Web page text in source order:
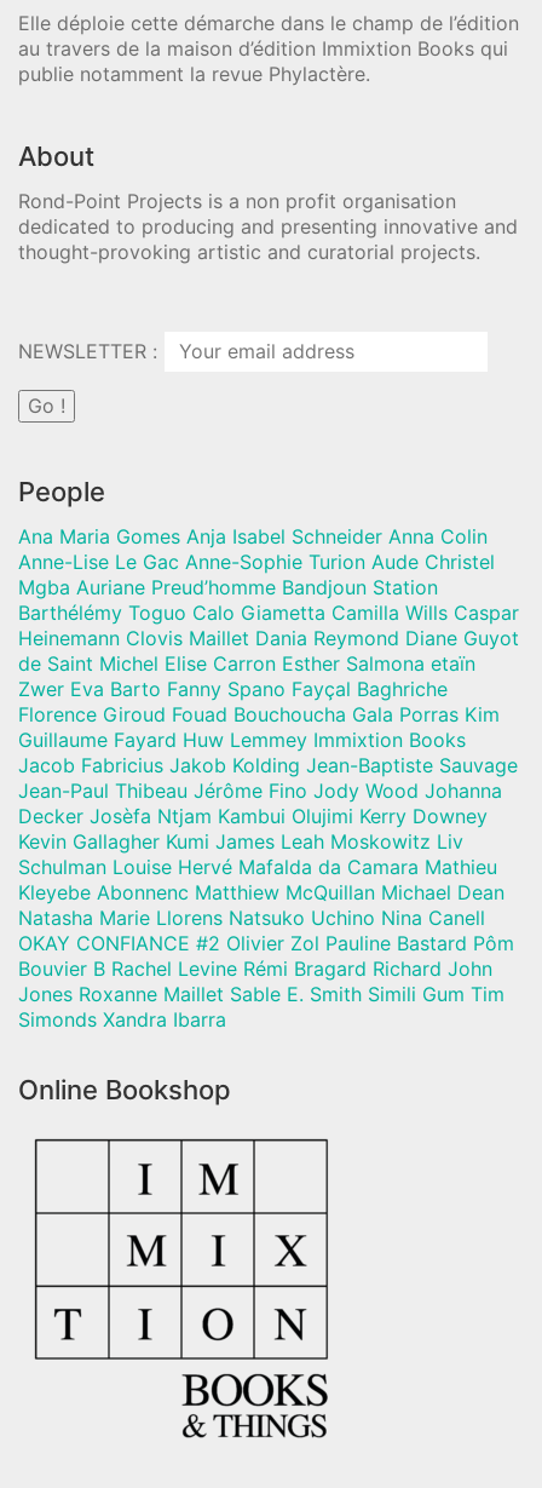
Elle déploie cette démarche dans le champ de l’édition
au travers de la maison d’édition Immixtion Books qui
publie notamment la revue Phylactère.
About
Rond-Point Projects is a non profit organisation
dedicated to producing and presenting innovative and
thought-provoking artistic and curatorial projects.
NEWSLETTER :
People
Ana Maria Gomes Anja Isabel Schneider Anna Colin
Anne-Lise Le Gac Anne-Sophie Turion Aude Christel
Mgba Auriane Preud’homme Bandjoun Station
Barthélémy Toguo Calo Giametta Camilla Wills Caspar
Heinemann Clovis Maillet Dania Reymond Diane Guyot
de Saint Michel Elise Carron Esther Salmona etaïn
Zwer Eva Barto Fanny Spano Fayçal Baghriche
Florence Giroud Fouad Bouchoucha Gala Porras Kim
Guillaume Fayard Huw Lemmey Immixtion Books
Jacob Fabricius Jakob Kolding Jean-Baptiste Sauvage
Jean-Paul Thibeau Jérôme Fino Jody Wood Johanna
Decker Josèfa Ntjam Kambui Olujimi Kerry Downey
Kevin Gallagher Kumi James Leah Moskowitz Liv
Schulman Louise Hervé Mafalda da Camara Mathieu
Kleyebe Abonnenc Matthiew McQuillan Michael Dean
Natasha Marie Llorens Natsuko Uchino Nina Canell
OKAY CONFIANCE #2 Olivier Zol Pauline Bastard Pôm
Bouvier B Rachel Levine Rémi Bragard Richard John
Jones Roxanne Maillet Sable E. Smith Simili Gum Tim
Simonds Xandra Ibarra
Online Bookshop